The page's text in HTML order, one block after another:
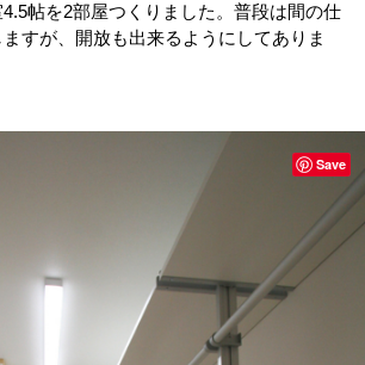
帖を2部屋つくりました。普段は間の仕
すが、開放も出来るようにしてありま
Save